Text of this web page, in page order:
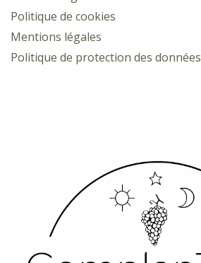
Politique de cookies
Mentions légales
Politique de protection des données